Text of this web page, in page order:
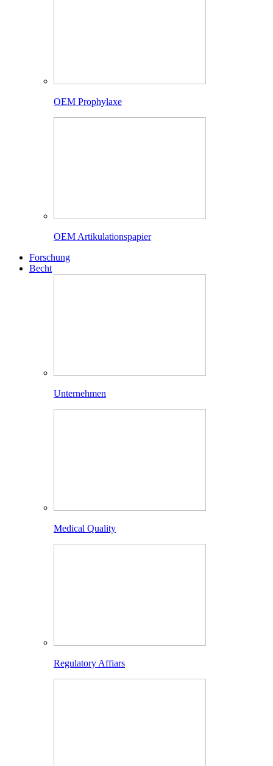
OEM Prophylaxe
OEM Artikulationspapier
Forschung
Becht
Unternehmen
Medical Quality
Regulatory Affiars